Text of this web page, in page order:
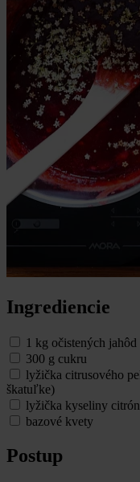
Ingrediencie
1 kg očistených jahôd
300 g cukru
lyžička citrusového
škatuľke)
lyžička kyseliny
bazové kvety
Postup